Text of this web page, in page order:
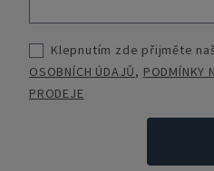
Klepnutím zde přijměte
OSOBNÍCH ÚDAJŮ, PODMÍNKY
PRODEJE